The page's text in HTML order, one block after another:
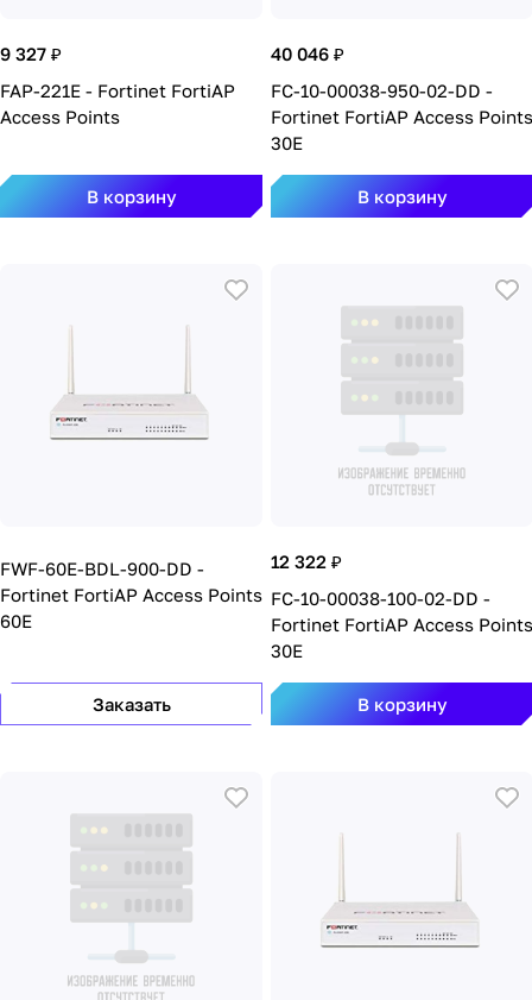
9 327 ₽
FAP-221E - Fortinet FortiAP
Access Points
В корзину
40 046 ₽
FC-10-00038-950-02-DD -
Fortinet FortiAP Access Points
30E
В корзину
FWF-60E-BDL-900-DD -
Fortinet FortiAP Access Points
60E
Заказать
12 322 ₽
FC-10-00038-100-02-DD -
Fortinet FortiAP Access Points
30E
В корзину